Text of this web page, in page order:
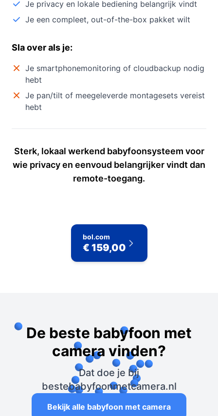
Je privacy en lokale bediening belangrijk vindt
Je een compleet, out-of-the-box pakket wilt
Sla over als je:
Je smartphonemonitoring of cloudbackup nodig
hebt
Je pan/tilt of meegeleverde montagesets vereist
hebt
Sterk, lokaal werkend babyfoonsysteem voor
wie privacy en eenvoud belangrijker vindt dan
remote-toegang.
bol.com
€ 159,00
De beste babyfoon met
camera vinden?
Dat doe je bij
bestebabyfoonmetcamera.nl
Bekijk alle babyfoon met camera